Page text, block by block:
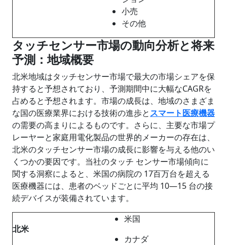
小売
その他
タッチセンサー市場の動向分析と将来
予測：地域概要
北米地域はタッチセンサー市場で最大の市場シェアを保
持すると予想されており、予測期間中に大幅なCAGRを
占めると予想されます。市場の成長は、地域のさまざま
な国の医療業界における技術の進歩とスマート医療機器
の需要の高まりによるものです。さらに、主要な市場プ
レーヤーと家庭用電化製品の世界的メーカーの存在は、
北米のタッチセンサー市場の成長に影響を与える他のい
くつかの要因です。当社のタッチ センサー市場傾向に
関する洞察によると、米国の病院の 17百万台を超える
医療機器には、患者のベッドごとに平均 10―15 台の接
続デバイスが装備されています。
北米
米国
カナダ